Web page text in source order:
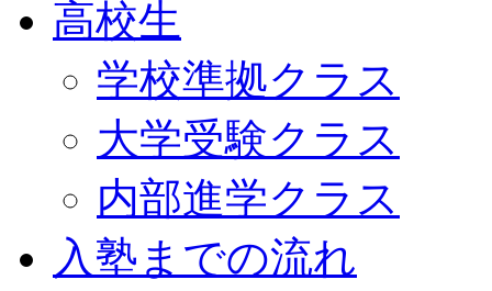
高校生
学校準拠クラス
大学受験クラス
内部進学クラス
入塾までの流れ